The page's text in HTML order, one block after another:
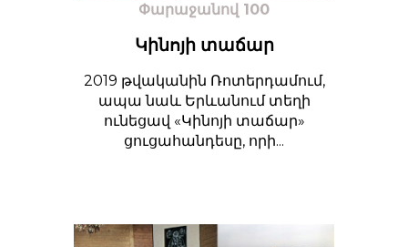
Փարաջանով 100
Կինոյի տաճար
2019 թվականին Ռոտերդամում,
ապա նաև Երևանում տեղի
ունեցավ «Կինոյի տաճար»
ցուցահանդեսը, որի...